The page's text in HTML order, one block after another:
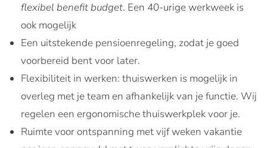
flexibel benefit budget. Een 40-urige werkweek is
ook mogelijk
Een uitstekende pensioenregeling, zodat je goed
voorbereid bent voor later.
Flexibiliteit in werken: thuiswerken is mogelijk in
overleg met je team en afhankelijk van je functie. Wij
regelen een ergonomische thuiswerkplek voor je.
Ruimte voor ontspanning met vijf weken vakantie